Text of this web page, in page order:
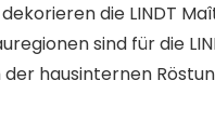
die LINDT
sind für die
hausinternen